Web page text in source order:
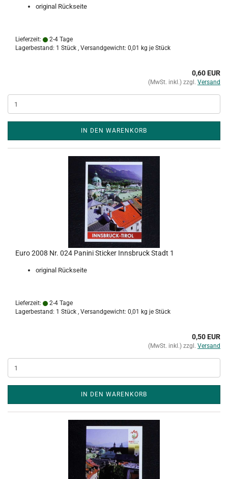
original Rückseite
Lieferzeit:
2-4 Tage
Lagerbestand: 1 Stück , Versandgewicht: 0,01 kg je Stück
0,60 EUR
(MwSt. inkl.) zzgl. Versand
IN DEN WARENKORB
Euro 2008 Nr. 024 Panini Sticker Innsbruck Stadt 1
original Rückseite
Lieferzeit:
2-4 Tage
Lagerbestand: 1 Stück , Versandgewicht: 0,01 kg je Stück
0,50 EUR
(MwSt. inkl.) zzgl. Versand
IN DEN WARENKORB